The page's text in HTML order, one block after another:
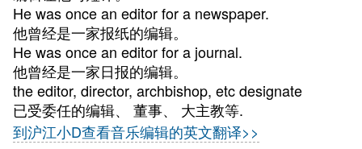
He was once an editor for a newspaper.
他曾经是一家报纸的编辑。
He was once an editor for a journal.
他曾经是一家日报的编辑。
the editor, director, archbishop, etc designate
已受委任的编辑、 董事、 大主教等.
到沪江小D查看音乐编辑的英文翻译>>